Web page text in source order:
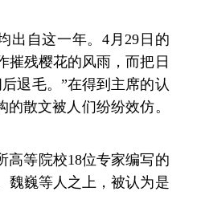
出自这一年。4月29日的
摧残樱花的风雨，而把日
后退毛。”在得到主席的认
散文被人们纷纷效仿。
高等院校18位专家编写的
魏巍等人之上，被认为是